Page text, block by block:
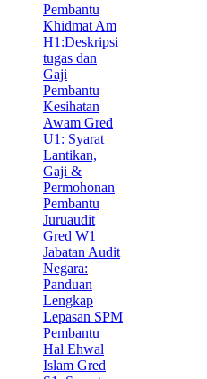
Pembantu
Khidmat Am
H1:Deskripsi
tugas dan
Gaji
Pembantu
Kesihatan
Awam Gred
U1: Syarat
Lantikan,
Gaji &
Permohonan
Pembantu
Juruaudit
Gred W1
Jabatan Audit
Negara:
Panduan
Lengkap
Lepasan SPM
Pembantu
Hal Ehwal
Islam Gred